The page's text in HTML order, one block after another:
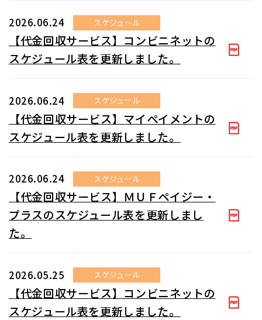
2026.06.24 スケジュール
【代金回収サービス】コンビニネットの
スケジュール表を更新しました。
2026.06.24 スケジュール
【代金回収サービス】マイペイメントの
スケジュール表を更新しました。
2026.06.24 スケジュール
【代金回収サービス】ＭＵＦペイジー・
プラスのスケジュール表を更新しまし
た。
2026.05.25 スケジュール
【代金回収サービス】コンビニネットの
スケジュール表を更新しました。